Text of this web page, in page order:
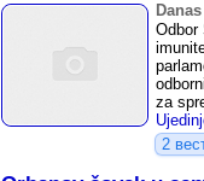
Danas
Odbor
za
2